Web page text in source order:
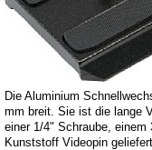
Die Aluminium
mm breit. Sie ist die lange
einer 1/4" Schraube, einem
Kunststoff Videopin